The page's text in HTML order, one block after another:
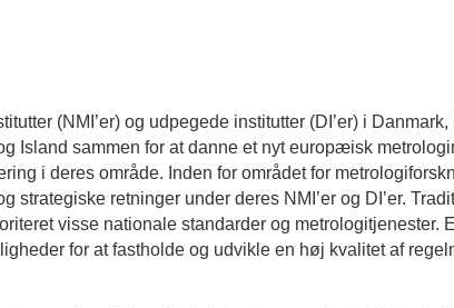
(NMI’er) og udpegede institutter (DI’er) i Danmark,
Island sammen for at danne et nyt europæisk
i deres område. Inden for området for
strategiske retninger under deres NMI’er og DI’er.
visse nationale standarder og metrologitjenester.
for at fastholde og udvikle en høj kvalitet af